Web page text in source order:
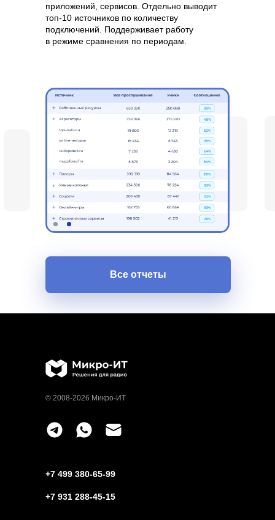
приложений, сервисов. Отдельно выводит
топ-10 источников по количеству
подключений. Поддерживает работу
в режиме сравнения по периодам.
Все отчеты
+7 499 380-65-99
+7 931 288-45-15
© 2008-2026 Микро-ИТ